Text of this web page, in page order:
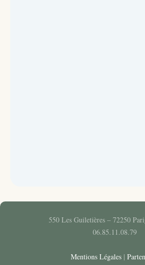
550 Les Guiletières – 72250
06.85.11.08.79
Mentions Légales |